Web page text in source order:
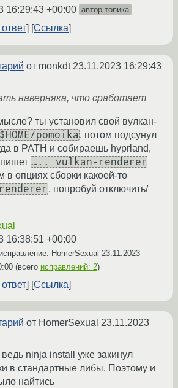
16:29:43 +00:00 автор топика
Ссылка
от monkdt23.11.2023 16:29:43
наверняка, что сработает
ты установил свой вулкан-
$HOME/pomoika , потом подсунул
в PATH и собираешь hyprland,
….. vulkan-renderer
в опциях сборки какоей-то
, попробуй отключить/
16:38:51 +00:00
HomerSexual 23.11.2023
(всего исправлений: 2)
Ссылка
от HomerSexual 23.11.2023
ведь ninja install уже закинул
в стандартные либы. Поэтому и
найтись